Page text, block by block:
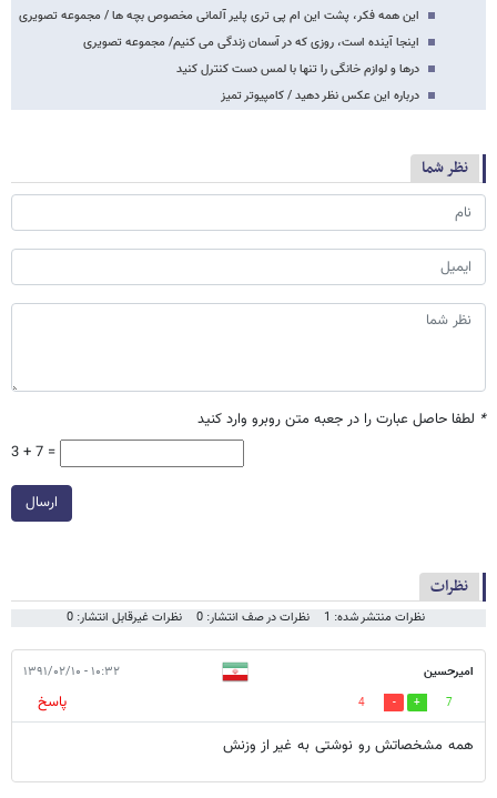
این همه فکر، پشت این ام پی تری پلیر آلمانی مخصوص بچه ها / مجموعه تصویری
اینجا آینده است، روزی که در آسمان زندگی می کنیم/ مجموعه تصویری
درها و لوازم خانگی را تنها با لمس دست کنترل کنید
درباره این عکس نظر دهید / کامپیوتر تمیز
نظر شما
* لطفا حاصل عبارت را در جعبه متن روبرو وارد کنید
3 + 7 =
ارسال
نظرات
نظرات منتشر شده: 1 نظرات در صف انتشار: 0 نظرات غیرقابل انتشار: 0
امیرحسین ۱۰:۳۲ - ۱۳۹۱/۰۲/۱۰
7
4
پاسخ
همه مشخصاتش رو نوشتی به غیر از وزنش